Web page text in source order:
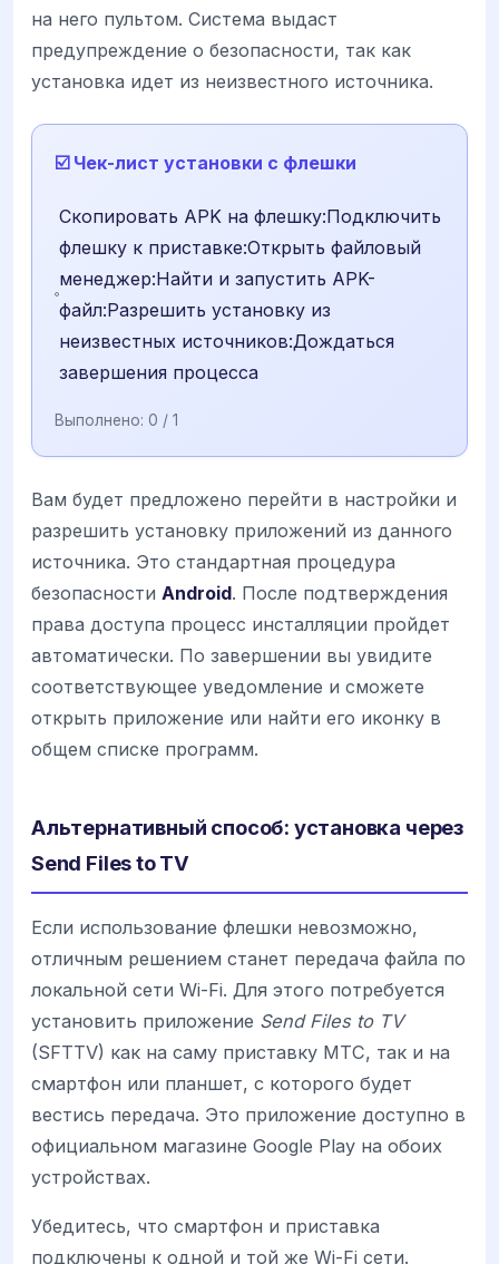
на него пультом. Система выдаст
предупреждение о безопасности, так как
установка идет из неизвестного источника.
☑️ Чек-лист установки с флешки
Скопировать APK на флешку:Подключить
флешку к приставке:Открыть файловый
менеджер:Найти и запустить APK-
файл:Разрешить установку из
неизвестных источников:Дождаться
завершения процесса
Выполнено: 0 / 1
Вам будет предложено перейти в настройки и
разрешить установку приложений из данного
источника. Это стандартная процедура
безопасности Android. После подтверждения
права доступа процесс инсталляции пройдет
автоматически. По завершении вы увидите
соответствующее уведомление и сможете
открыть приложение или найти его иконку в
общем списке программ.
Альтернативный способ: установка через
Send Files to TV
Если использование флешки невозможно,
отличным решением станет передача файла по
локальной сети Wi-Fi. Для этого потребуется
установить приложение Send Files to TV
(SFTTV) как на саму приставку МТС, так и на
смартфон или планшет, с которого будет
вестись передача. Это приложение доступно в
официальном магазине Google Play на обоих
устройствах.
Убедитесь, что смартфон и приставка
подключены к одной и той же Wi-Fi сети.